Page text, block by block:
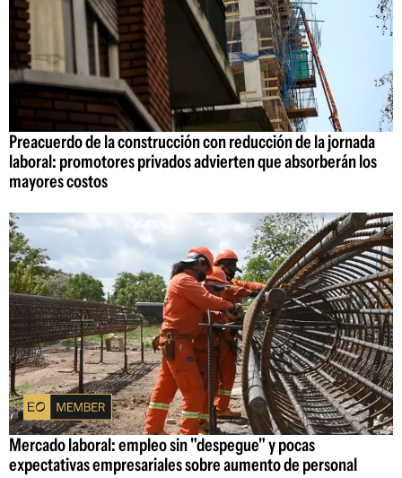
Preacuerdo de la construcción con reducción de la jornada
laboral: promotores privados advierten que absorberán los
mayores costos
Mercado laboral: empleo sin "despegue" y pocas
expectativas empresariales sobre aumento de personal